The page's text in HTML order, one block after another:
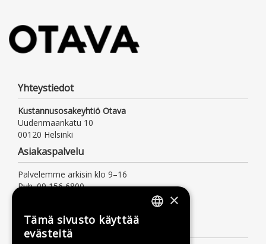
Yhteystiedot
Kustannusosakeyhtiö Otava
Uudenmaankatu 10
00120 Helsinki
Asiakaspalvelu
Palvelemme arkisin klo 9–16
Puh. 09 156 6800
Lisätietoa
×
Tämä sivusto käyttää
evästeitä